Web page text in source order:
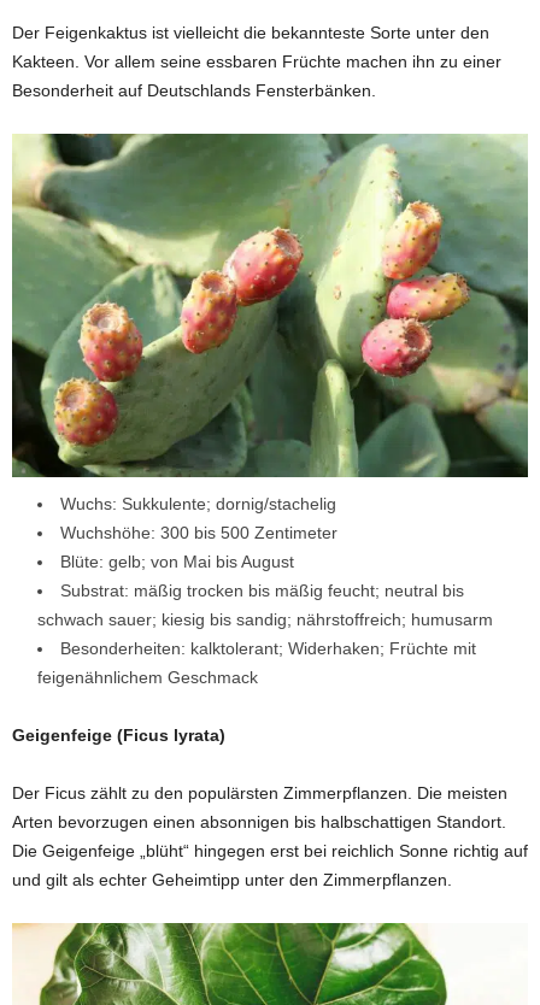
Der Feigenkaktus ist vielleicht die bekannteste Sorte unter den
Kakteen. Vor allem seine essbaren Früchte machen ihn zu einer
Besonderheit auf Deutschlands Fensterbänken.
Wuchs: Sukkulente; dornig/stachelig
Wuchshöhe: 300 bis 500 Zentimeter
Blüte: gelb; von Mai bis August
Substrat: mäßig trocken bis mäßig feucht; neutral bis
schwach sauer; kiesig bis sandig; nährstoffreich; humusarm
Besonderheiten: kalktolerant; Widerhaken; Früchte mit
feigenähnlichem Geschmack
Geigenfeige (Ficus lyrata)
Der Ficus zählt zu den populärsten Zimmerpflanzen. Die meisten
Arten bevorzugen einen absonnigen bis halbschattigen Standort.
Die Geigenfeige „blüht“ hingegen erst bei reichlich Sonne richtig auf
und gilt als echter Geheimtipp unter den Zimmerpflanzen.